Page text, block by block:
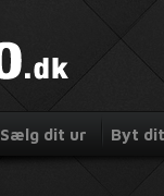
Sælg dit ur Byt